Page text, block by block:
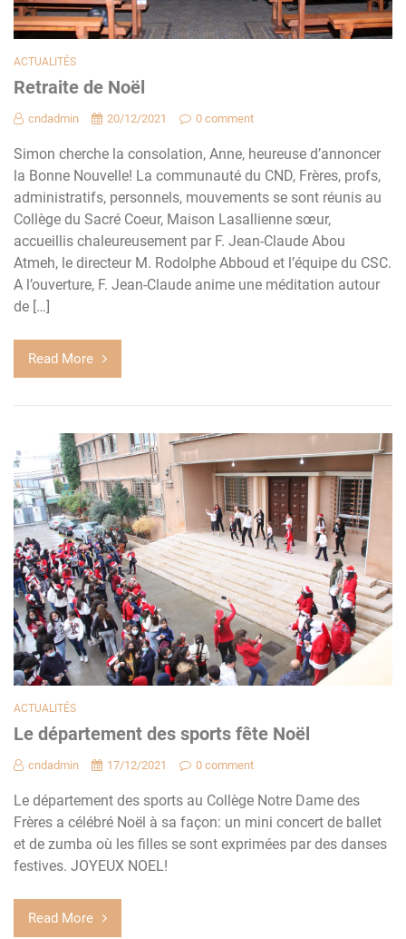
ACTUALITÉS
Retraite de Noël
cndadmin 20/12/2021 0 comment
Simon cherche la consolation, Anne, heureuse d’annoncer
la Bonne Nouvelle! La communauté du CND, Frères, profs,
administratifs, personnels, mouvements se sont réunis au
Collège du Sacré Coeur, Maison Lasallienne sœur,
accueillis chaleureusement par F. Jean-Claude Abou
Atmeh, le directeur M. Rodolphe Abboud et l’équipe du CSC.
A l’ouverture, F. Jean-Claude anime une méditation autour
de […]
Read More
ACTUALITÉS
Le département des sports fête Noël
cndadmin 17/12/2021 0 comment
Le département des sports au Collège Notre Dame des
Frères a célébré Noël à sa façon: un mini concert de ballet
et de zumba où les filles se sont exprimées par des danses
festives. JOYEUX NOEL!
Read More